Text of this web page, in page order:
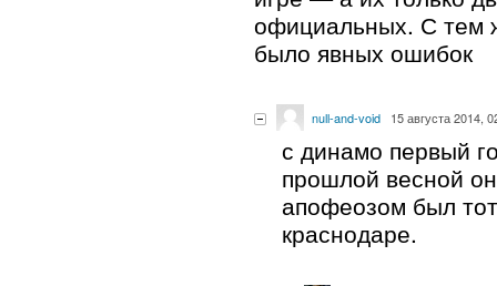
официальных. С тем
было явных ошибок
null-and-void 15 августа 2014,
с динамо первый
прошлой весной
апофеозом был
краснодаре.